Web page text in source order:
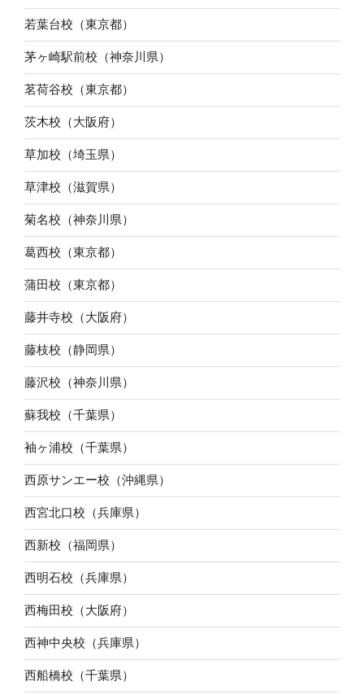
若葉台校（東京都）
茅ヶ崎駅前校（神奈川県）
茗荷谷校（東京都）
茨木校（大阪府）
草加校（埼玉県）
草津校（滋賀県）
菊名校（神奈川県）
葛西校（東京都）
蒲田校（東京都）
藤井寺校（大阪府）
藤枝校（静岡県）
藤沢校（神奈川県）
蘇我校（千葉県）
袖ヶ浦校（千葉県）
西原サンエー校（沖縄県）
西宮北口校（兵庫県）
西新校（福岡県）
西明石校（兵庫県）
西梅田校（大阪府）
西神中央校（兵庫県）
西船橋校（千葉県）